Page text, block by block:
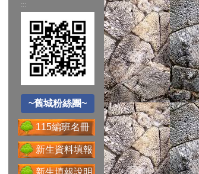
:::
~舊城粉絲團~
~舊城粉絲團~
115編班名冊
新生資料填報
新生填報說明
遊戲軟體分級制
Office365
送子鳥資訊服務